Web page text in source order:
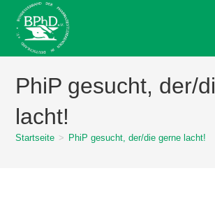
Inhalt
springen
PhiP gesucht, der/
lacht!
Startseite > PhiP gesucht, der/die gerne lacht!